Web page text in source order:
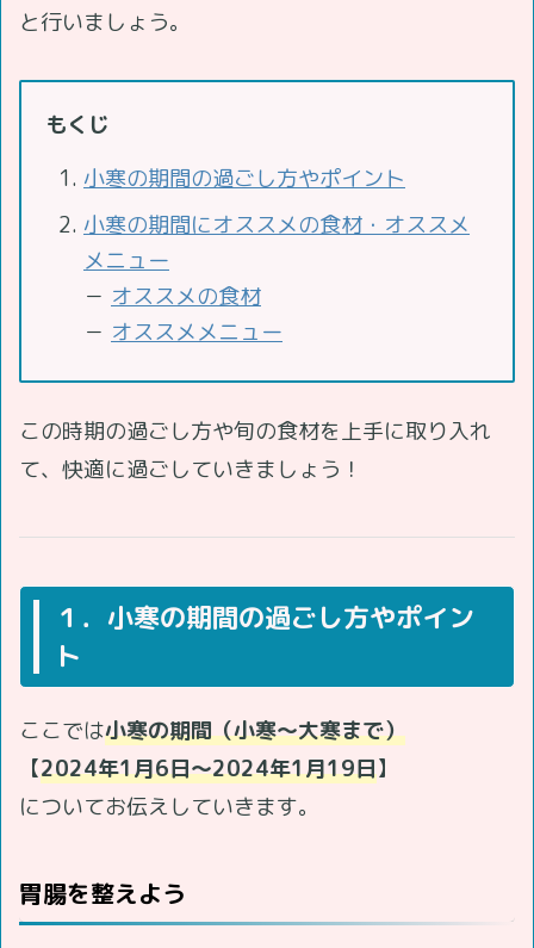
と行いましょう。
もくじ
小寒の期間の過ごし方やポイント
小寒の期間にオススメの食材・オススメ
メニュー
－ オススメの食材
－ オススメメニュー
この時期の過ごし方や旬の食材を上手に取り入れ
て、快適に過ごしていきましょう！
１．小寒の期間の過ごし方やポイン
ト
ここでは小寒の期間（小寒～大寒まで）
【2024年1月6日～2024年1月19日】
についてお伝えしていきます。
胃腸を整えよう